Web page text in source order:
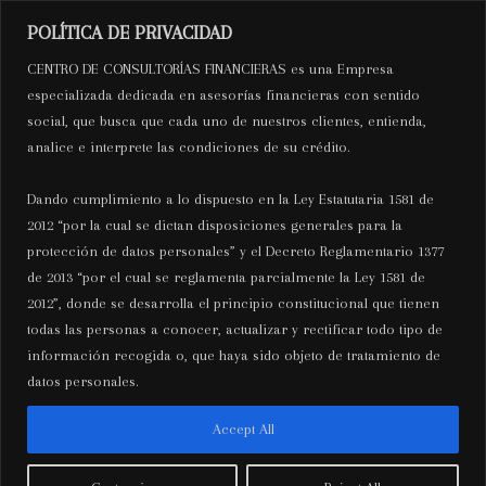
POLÍTICA DE PRIVACIDAD
CENTRO DE CONSULTORÍAS FINANCIERAS es una Empresa
especializada dedicada en asesorías financieras con sentido
social, que busca que cada uno de nuestros clientes, entienda,
analice e interprete las condiciones de su crédito.
Dando cumplimiento a lo dispuesto en la Ley Estatutaria 1581 de
2012 “por la cual se dictan disposiciones generales para la
protección de datos personales” y el Decreto Reglamentario 1377
de 2013 “por el cual se reglamenta parcialmente la Ley 1581 de
2012”, donde se desarrolla el principio constitucional que tienen
todas las personas a conocer, actualizar y rectificar todo tipo de
información recogida o, que haya sido objeto de tratamiento de
datos personales.
Accept All
contenido
C.C.F
Centro de Consultorías
Financieras
outmedia.org
Bahis ve Casino Pinco Türkiye Resmi